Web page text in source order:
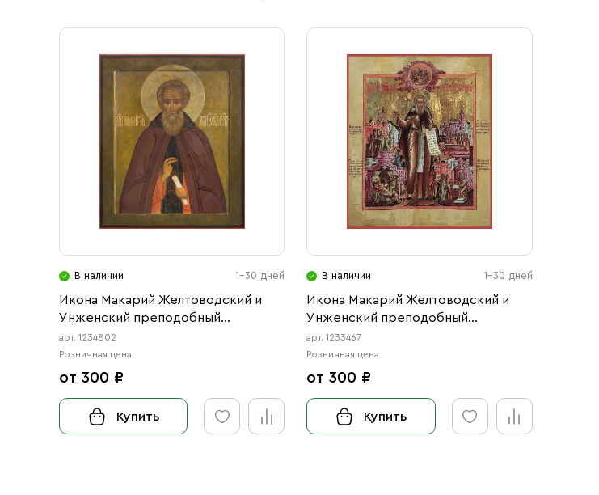
В наличии 1-30 дней
Икона Макарий Желтоводский и
Унженский преподобный
(АРТ.04802)
арт. 1234802
Розничная цена
от 300 ₽
Купить
В наличии 1-30 дней
Икона Макарий Желтоводский и
Унженский преподобный
(АРТ.03467)
арт. 1233467
Розничная цена
от 300 ₽
Купить